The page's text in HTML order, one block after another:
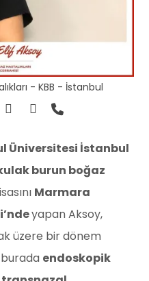
- KBB - İstanbul
Üniversitesi İstanbul
burun boğaz
Marmara
yapan Aksoy,
üzere bir dönem
endoskopik